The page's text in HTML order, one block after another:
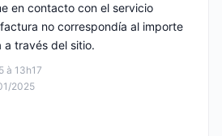
à 13h17
2025
en contacto con el servicio
no correspondía al importe
través del sitio.